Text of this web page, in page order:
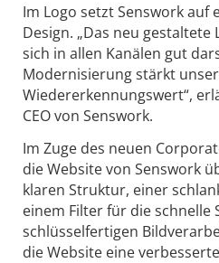
Im Logo setzt Senswork auf
Design. „Das neu
sich in allen Kanälen gut
Modernisierung stärkt
Wiedererkennungswert“,
CEO von Senswork.
Im Zuge des neuen
die Website von Senswork
klaren Struktur, einer
einem Filter für die schnelle
schlüsselfertigen
die Website eine